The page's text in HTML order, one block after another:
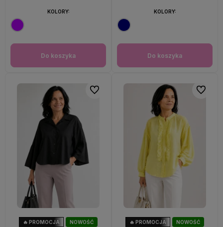
Do koszyka
KOLORY:
Do koszyka
KOLORY:
NOWOŚĆ
🔥 PROMOCJA
Do ulubionych
NOWOŚĆ
🔥 PROMOCJA
Do